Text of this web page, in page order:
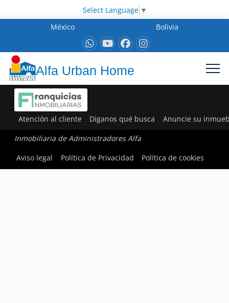
Select Language ▼
México
Bolivia
Alfa Urban Home
Atención al cliente Díganos qué busca Anuncie su
Inmobiliaria de Administradores Alfa
Aviso legal
Política de Privacidad Política de cookies